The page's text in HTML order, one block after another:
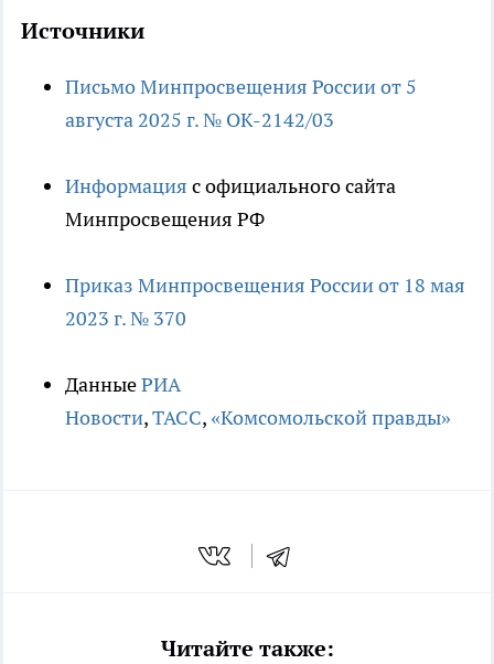
Источники
Письмо Минпросвещения России от 5
августа 2025 г. № ОК-2142/03
Информация с официального сайта
Минпросвещения РФ
Приказ Минпросвещения России от 18 мая
2023 г. № 370
ДанныеРИА
Новости,ТАСС, «Комсомольской правды»
Читайте также: